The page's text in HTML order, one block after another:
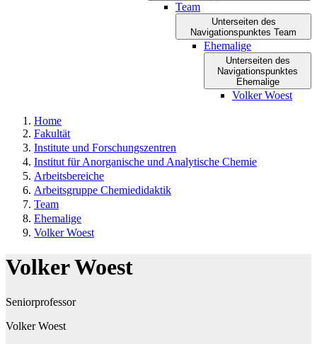
Team
Unterseiten des
Navigationspunktes Team
Ehemalige
Unterseiten des
Navigationspunktes
Ehemalige
Volker Woest
Home
Fakultät
Institute und Forschungszentren
Institut für Anorganische und Analytische Chemie
Arbeitsbereiche
Arbeitsgruppe Chemiedidaktik
Team
Ehemalige
Volker Woest
Volker Woest
Seniorprofessor
Volker Woest